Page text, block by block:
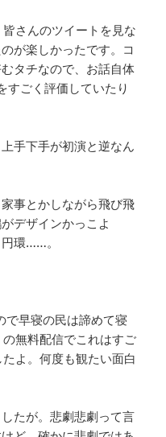
さんのツイートを見な
が楽しかったです。コ
タチなので、お話自体
すごく評価していたり
手下手が初演と逆なん
事とかしながら飛び飛
デザインかっこよ
環……。
で早寝の民は諦めて寝
無料配信でこれはすご
よ。何度も観たい面白
たが。悲劇悲劇って言